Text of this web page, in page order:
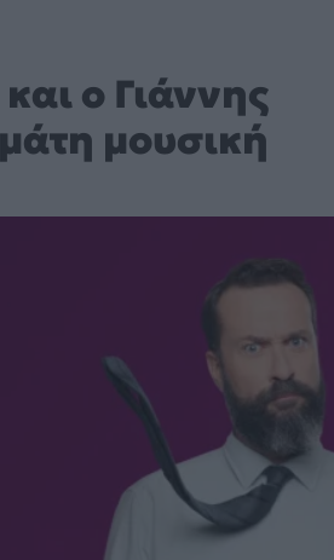
ο Γιάννης
μουσική